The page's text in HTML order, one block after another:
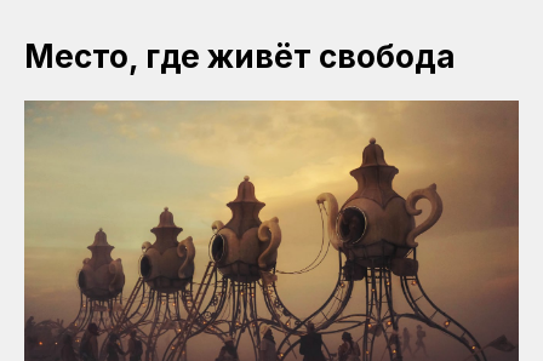
Место, где живёт свобода